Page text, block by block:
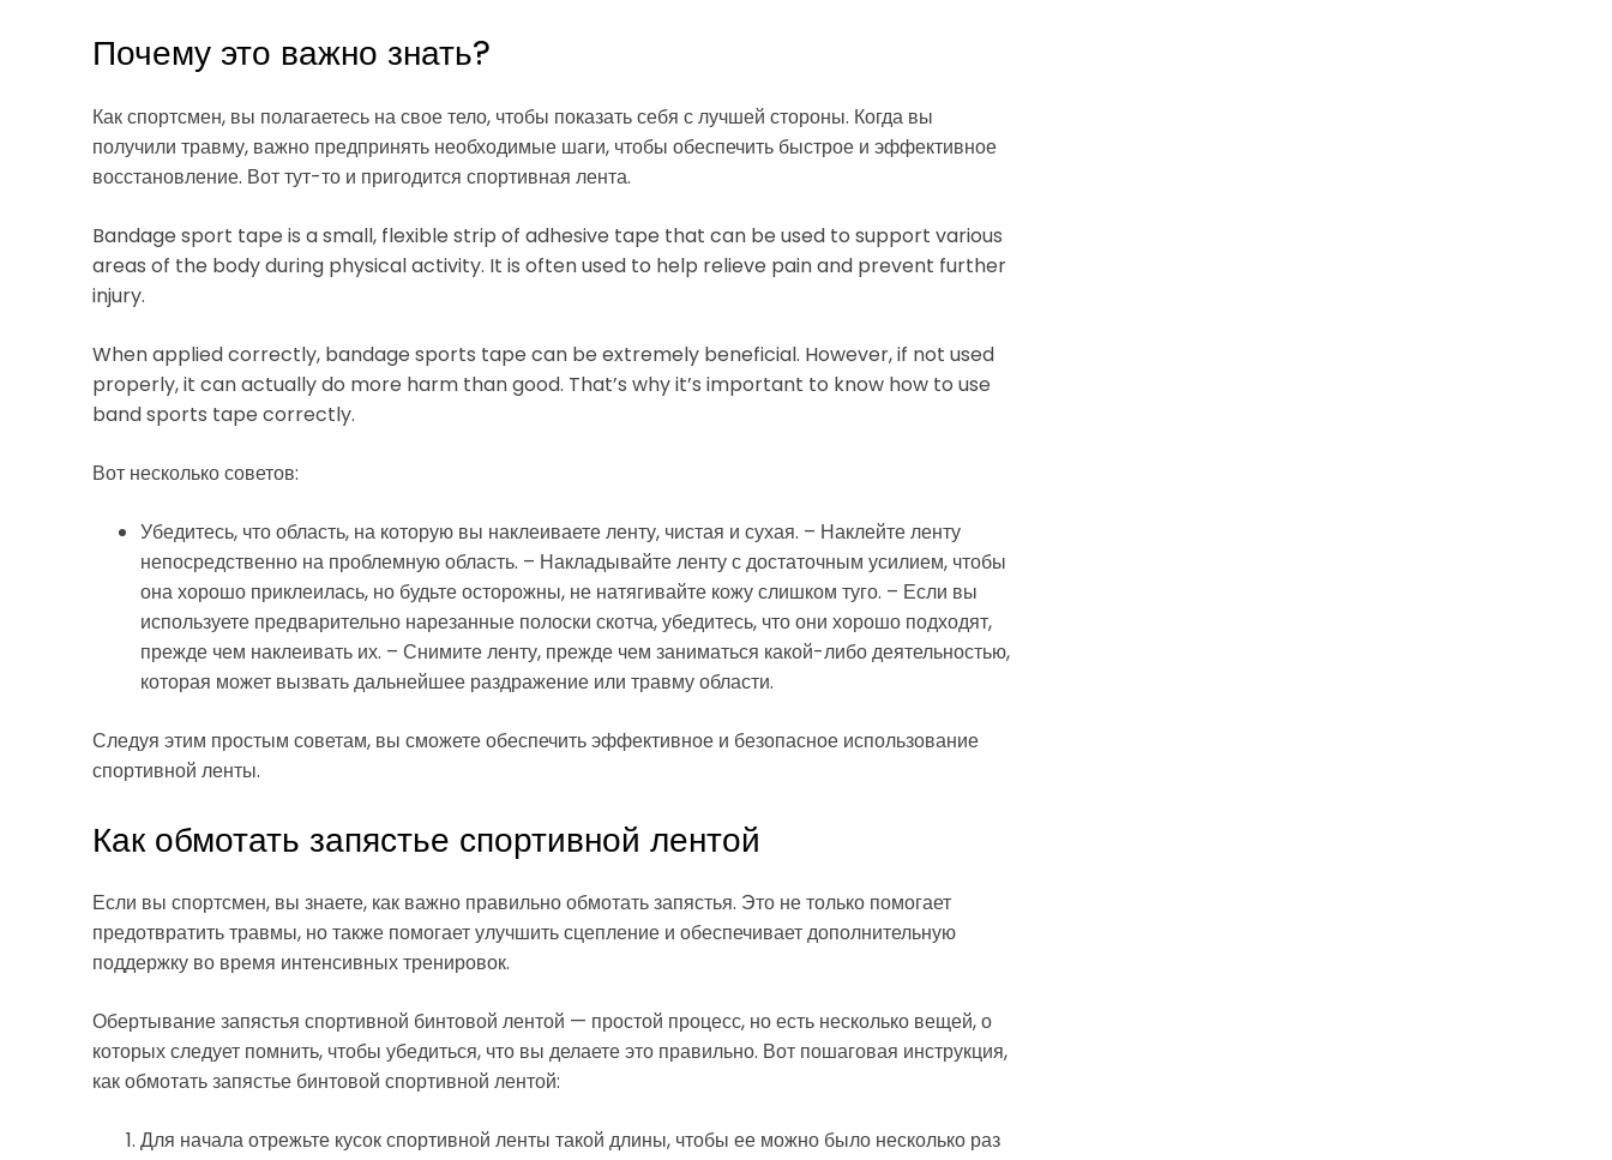
Почему это важно знать?
Как спортсмен, вы полагаетесь на свое тело, чтобы показать себя с лучшей стороны. Когда вы
получили травму, важно предпринять необходимые шаги, чтобы обеспечить быстрое и эффективное
восстановление. Вот тут-то и пригодится спортивная лента.
Bandage sport tape is a small, flexible strip of adhesive tape that can be used to support various
areas of the body during physical activity. It is often used to help relieve pain and prevent further
injury.
When applied correctly, bandage sports tape can be extremely beneficial. However, if not used
properly, it can actually do more harm than good. That’s why it’s important to know how to use
band sports tape correctly.
Вот несколько советов:
Убедитесь, что область, на которую вы наклеиваете ленту, чистая и сухая. – Наклейте ленту
непосредственно на проблемную область. – Накладывайте ленту с достаточным усилием, чтобы
она хорошо приклеилась, но будьте осторожны, не натягивайте кожу слишком туго. – Если вы
используете предварительно нарезанные полоски скотча, убедитесь, что они хорошо подходят,
прежде чем наклеивать их. – Снимите ленту, прежде чем заниматься какой-либо деятельностью,
которая может вызвать дальнейшее раздражение или травму области.
Следуя этим простым советам, вы сможете обеспечить эффективное и безопасное использование
спортивной ленты.
Как обмотать запястье спортивной лентой
Если вы спортсмен, вы знаете, как важно правильно обмотать запястья. Это не только помогает
предотвратить травмы, но также помогает улучшить сцепление и обеспечивает дополнительную
поддержку во время интенсивных тренировок.
Обертывание запястья спортивной бинтовой лентой — простой процесс, но есть несколько вещей, о
которых следует помнить, чтобы убедиться, что вы делаете это правильно. Вот пошаговая инструкция,
как обмотать запястье бинтовой спортивной лентой:
Для начала отрежьте кусок спортивной ленты такой длины, чтобы ее можно было несколько раз